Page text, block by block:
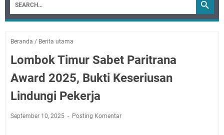
Beranda / Berita utama
Lombok Timur Sabet Paritrana
Award 2025, Bukti Keseriusan
Lindungi Pekerja
September 10, 2025 Posting Komentar